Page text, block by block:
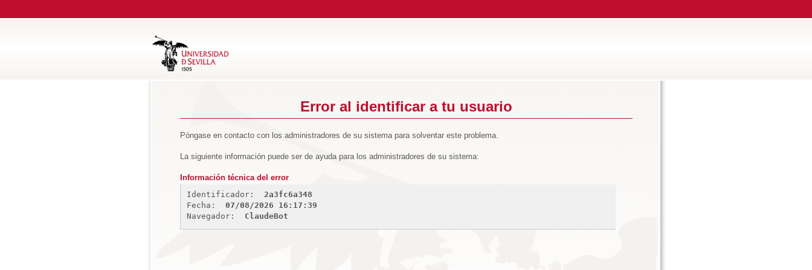
Error al identificar a tu usuario
Póngase en contacto con los administradores de su sistema para solventar este problema.
La siguiente información puede ser de ayuda para los administradores de su sistema:
Información técnica del error
Identificador:
2a3fc6a348
Fecha:
07/08/2026 16:17:39
Navegador:
ClaudeBot